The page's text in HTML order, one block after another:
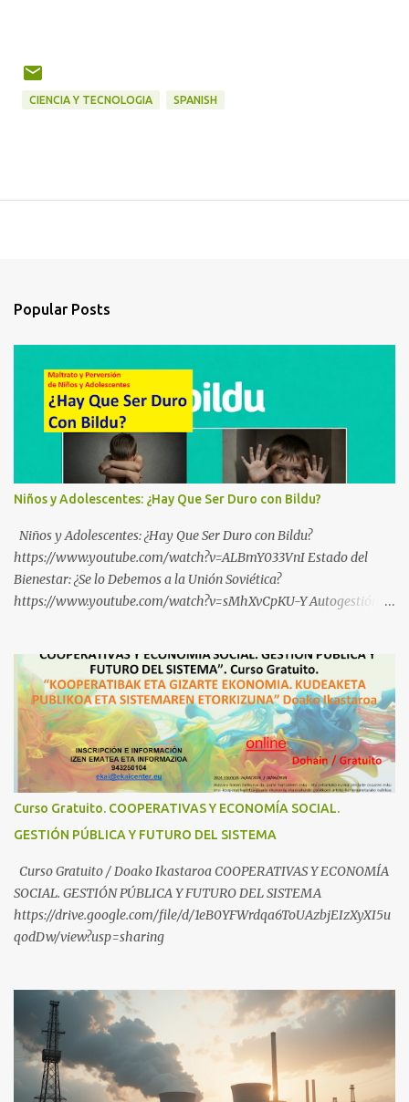
CIENCIA Y TECNOLOGIA SPANISH
Popular Posts
Niños y Adolescentes: ¿Hay Que Ser Duro con Bildu?
Niños y Adolescentes: ¿Hay Que Ser Duro con Bildu?
https://www.youtube.com/watch?v=ALBmY033VnI Estado del
Bienestar: ¿Se lo Debemos a la Unión Soviética?
https://www.youtube.com/watch?v=sMhXvCpKU-Y Autogestión
Industrial https://www.youtube.com/shorts/dGKjgqEvRHk
¿Conoces los nuevos canales de BABESTU? Si quieres hacer algo, o
compartir ideas, para proteger a los niños y adolescentes vascos
frente a abusos y manipulaciones: BABESTUren kanal berriak
ezagutzen dituzu? Euskal haurrak eta nerabeak abusu eta
manipulazioetatik babesteko zerbait egin nahi baduzu, edo ideiak
partekatu nahi badituzu: Telegram :
https://whatsapp.com/channel/0029VbBW56k0LKZJWzQyoE1T
SÍGUENOS EN YOUTUBE: https://www.youtube.com/@ekaicenter?
sub_confirmation=1
Curso Gratuito. COOPERATIVAS Y ECONOMÍA SOCIAL.
GESTIÓN PÚBLICA Y FUTURO DEL SISTEMA
Curso Gratuito / Doako Ikastaroa COOPERATIVAS Y ECONOMÍA
SOCIAL. GESTIÓN PÚBLICA Y FUTURO DEL SISTEMA
https://drive.google.com/file/d/1eB0YFWrdqa6ToUAzbjEIzXyXI5u
qodDw/view?usp=sharing